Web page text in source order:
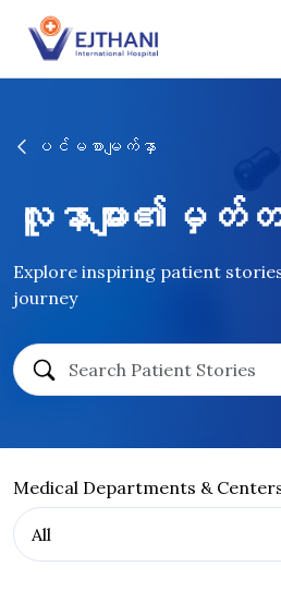
Skip to content
ပင်မစာမျက်နှာ
လူနာများ၏မှတ်
Explore inspiring patient
journey
Medical Departments &